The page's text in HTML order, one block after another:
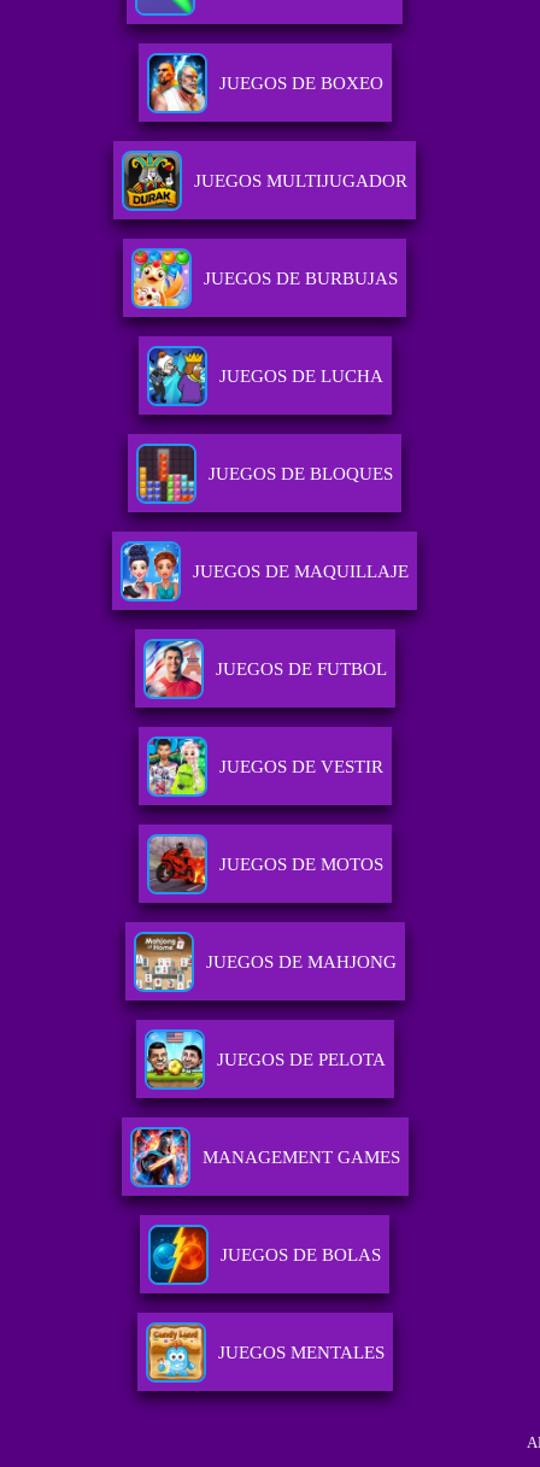
JUEGOS DE BOXEO
JUEGOS MULTIJUGADOR
JUEGOS DE BURBUJAS
JUEGOS DE LUCHA
JUEGOS DE BLOQUES
JUEGOS DE MAQUILLAJE
JUEGOS DE FUTBOL
JUEGOS DE VESTIR
JUEGOS DE MOTOS
JUEGOS DE MAHJONG
JUEGOS DE PELOTA
MANAGEMENT GAMES
JUEGOS DE BOLAS
JUEGOS MENTALES